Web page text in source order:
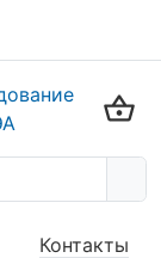
Контакты